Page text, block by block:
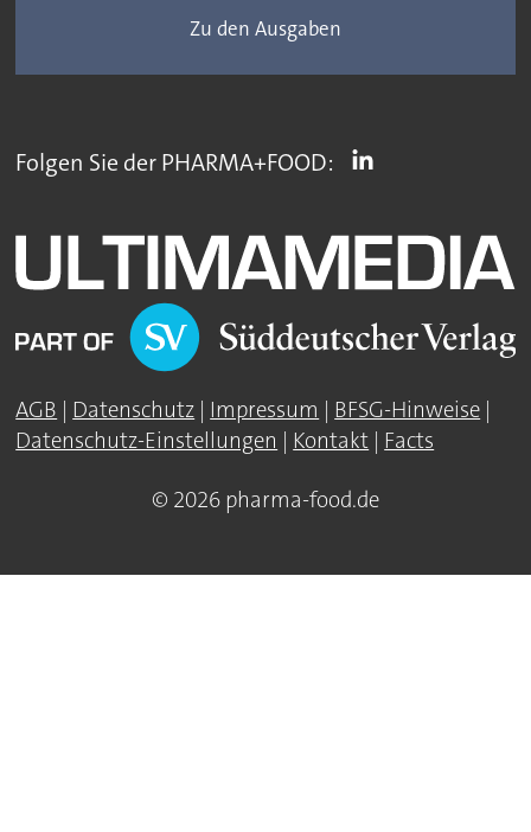
Zu den Ausgaben
Folgen Sie der PHARMA+FOOD:
AGB | Datenschutz | Impressum | BFSG-Hinweise |
Datenschutz-Einstellungen | Kontakt | Facts
© 2026 pharma-food.de